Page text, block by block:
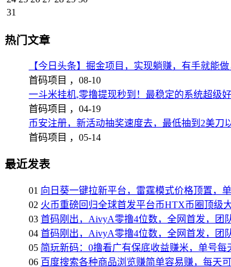
31
热门文章
【今日头条】掘金项目，实现躺赚，有手就能
首码项目 ， 08-10
一斗米挂机,零撸提现秒到！最稳定的系统超级好
首码项目 ， 04-19
币安注册，新活动抽奖速度去，最低抽到2美刀
首码项目 ， 05-14
最近发表
01 向日葵一键拉新平台，雷霆模式价格顶置，
02 火币重磅回归全球首发平台币HTX币圈顶级
03 首码刚出，AivyA零撸4位数，全网首发，团
04 首码刚出，AivyA零撸4位数，全网首发，团
05 简玩新码：0撸看广有保底收益赚米，单号每
06 百度搜索各种商品浏览赚简单容易赚，每天